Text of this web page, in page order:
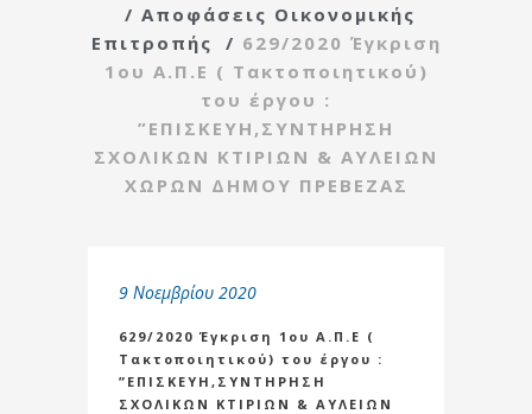
/ Αποφάσεις Οικονομικής
Επιτροπής
/ 629/2020 Έγκριση
1ου Α.Π.Ε ( Τακτοποιητικού)
του έργου :
”ΕΠΙΣΚΕΥΗ,ΣΥΝΤΗΡΗΣΗ
ΣΧΟΛΙΚΩΝ ΚΤΙΡΙΩΝ & ΑΥΛΕΙΩΝ
ΧΩΡΩΝ ΔΗΜΟΥ ΠΡΕΒΕΖΑΣ
9 Νοεμβρίου 2020
629/2020 Έγκριση 1ου Α.Π.Ε (
Τακτοποιητικού) του έργου :
”ΕΠΙΣΚΕΥΗ,ΣΥΝΤΗΡΗΣΗ
ΣΧΟΛΙΚΩΝ ΚΤΙΡΙΩΝ & ΑΥΛΕΙΩΝ